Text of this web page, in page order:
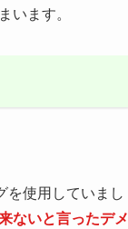
ます。
を使用していまし
ないと言ったデメ